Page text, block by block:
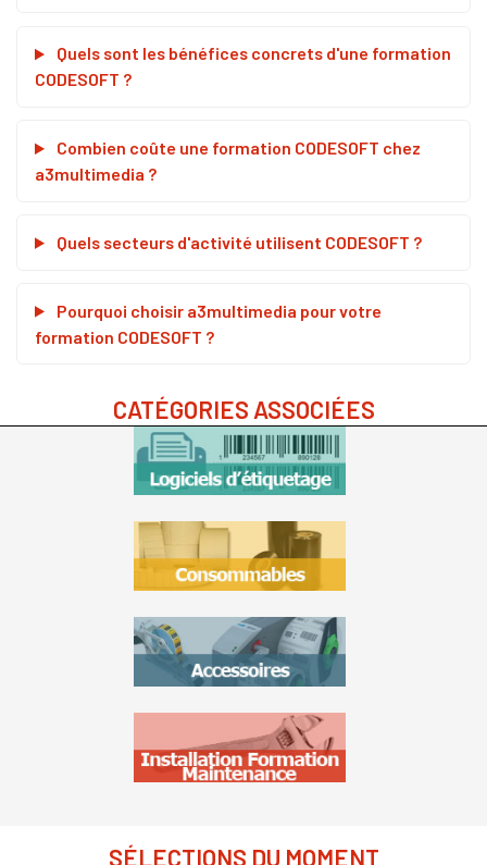
Quels sont les bénéfices concrets d'une formation
CODESOFT ?
Combien coûte une formation CODESOFT chez
a3multimedia ?
Quels secteurs d'activité utilisent CODESOFT ?
Pourquoi choisir a3multimedia pour votre
formation CODESOFT ?
CATÉGORIES ASSOCIÉES
SÉLECTIONS DU MOMENT